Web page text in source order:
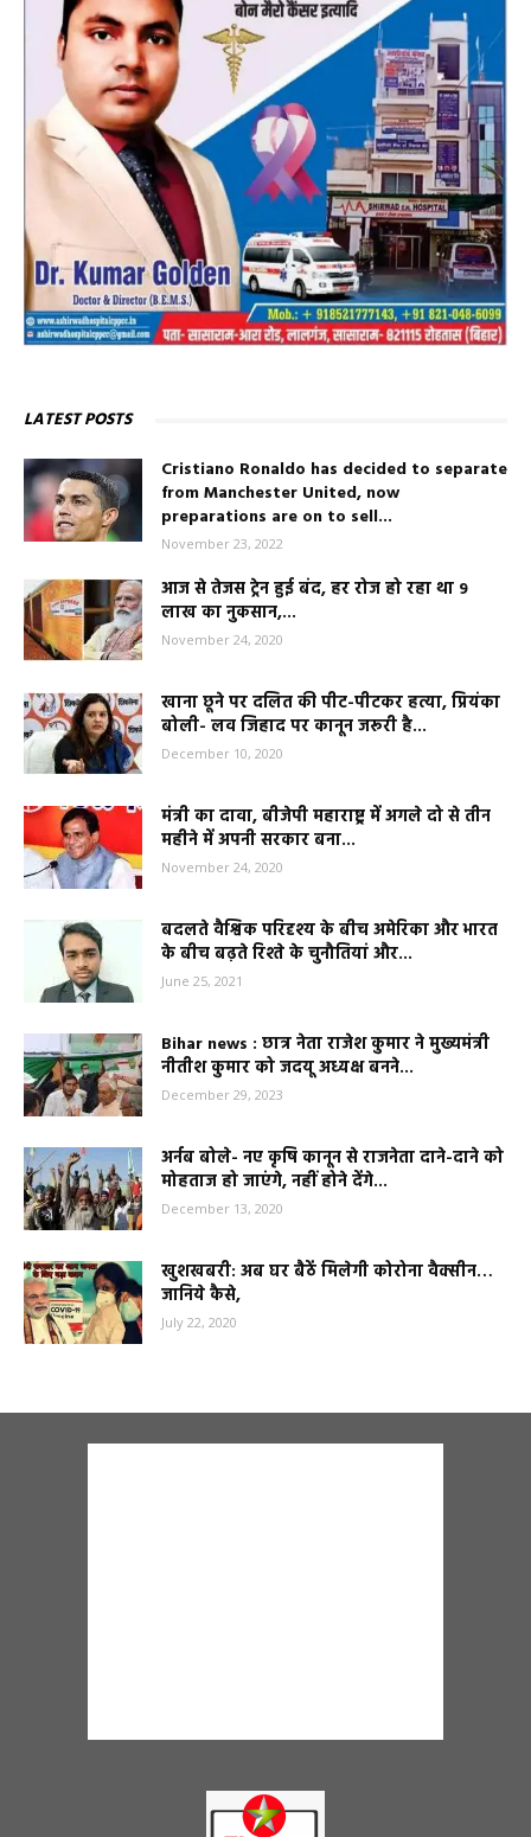
LATEST POSTS
Cristiano Ronaldo has decided to separate
from Manchester United, now
preparations are on to sell...
November 23, 2022
आज से तेजस ट्रेन हुई बंद, हर रोज हो रहा था 9
लाख का नुकसान,...
November 24, 2020
खाना छूने पर दलित की पीट-पीटकर हत्या, प्रियंका
बोली- लव जिहाद पर कानून जरूरी है...
December 10, 2020
मंत्री का दावा, बीजेपी महाराष्ट्र में अगले दो से तीन
महीने में अपनी सरकार बना...
November 24, 2020
बदलते वैश्विक परिदृश्य के बीच अमेरिका और भारत
के बीच बढ़ते रिश्ते के चुनौतियां और...
June 25, 2021
Bihar news : छात्र नेता राजेश कुमार ने मुख्यमंत्री
नीतीश कुमार को जदयू अध्यक्ष बनने...
December 29, 2023
अर्नब बोले- नए कृषि कानून से राजनेता दाने-दाने को
मोहताज हो जाएंगे, नहीं होने देंगे...
December 13, 2020
खुशखबरी: अब घर बैठें मिलेगी कोरोना वैक्सीन…
जानिये कैसे,
July 22, 2020